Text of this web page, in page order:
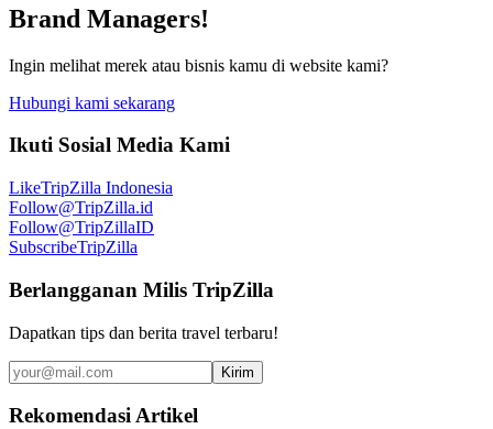
Brand Managers!
Ingin melihat merek atau bisnis kamu di website kami?
Hubungi kami sekarang
Ikuti Sosial Media Kami
LikeTripZilla Indonesia
Follow@TripZilla.id
Follow@TripZillaID
SubscribeTripZilla
Berlangganan Milis TripZilla
Dapatkan tips dan berita travel terbaru!
Kirim
Rekomendasi Artikel